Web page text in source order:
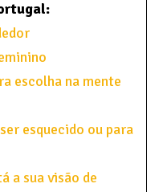
escolha na mente
esquecido ou para
a sua visão de